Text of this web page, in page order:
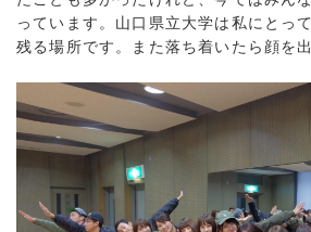
っています。山口県立大学は私にとっ
残る場所です。また落ち着いたら顔を